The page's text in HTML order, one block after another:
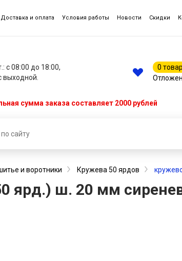
Доставка и оплата Условия работы Новости Скидки
с 08:00 до 18:00,
выходной.
0
сумма заказа составляет 2000 рублей
и воротники Кружева 50 ярдов
ярд.) ш. 20 мм